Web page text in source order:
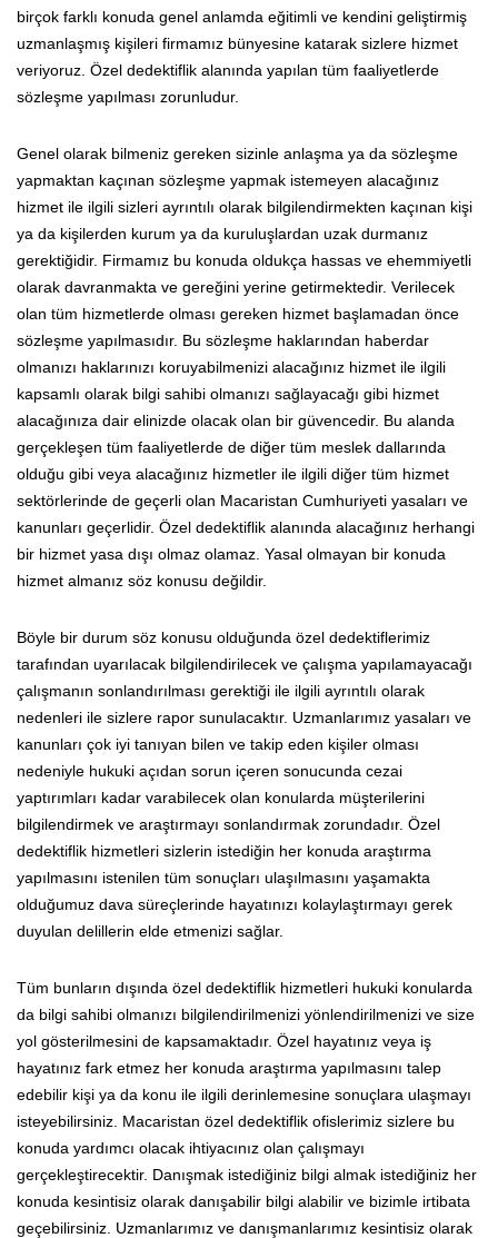
birçok farklı konuda genel anlamda eğitimli ve kendini geliştirmiş
uzmanlaşmış kişileri firmamız bünyesine katarak sizlere hizmet
veriyoruz. Özel dedektiflik alanında yapılan tüm faaliyetlerde
sözleşme yapılması zorunludur.
Genel olarak bilmeniz gereken sizinle anlaşma ya da sözleşme
yapmaktan kaçınan sözleşme yapmak istemeyen alacağınız
hizmet ile ilgili sizleri ayrıntılı olarak bilgilendirmekten kaçınan kişi
ya da kişilerden kurum ya da kuruluşlardan uzak durmanız
gerektiğidir. Firmamız bu konuda oldukça hassas ve ehemmiyetli
olarak davranmakta ve gereğini yerine getirmektedir. Verilecek
olan tüm hizmetlerde olması gereken hizmet başlamadan önce
sözleşme yapılmasıdır. Bu sözleşme haklarından haberdar
olmanızı haklarınızı koruyabilmenizi alacağınız hizmet ile ilgili
kapsamlı olarak bilgi sahibi olmanızı sağlayacağı gibi hizmet
alacağınıza dair elinizde olacak olan bir güvencedir. Bu alanda
gerçekleşen tüm faaliyetlerde de diğer tüm meslek dallarında
olduğu gibi veya alacağınız hizmetler ile ilgili diğer tüm hizmet
sektörlerinde de geçerli olan Macaristan Cumhuriyeti yasaları ve
kanunları geçerlidir. Özel dedektiflik alanında alacağınız herhangi
bir hizmet yasa dışı olmaz olamaz. Yasal olmayan bir konuda
hizmet almanız söz konusu değildir.
Böyle bir durum söz konusu olduğunda özel dedektiflerimiz
tarafından uyarılacak bilgilendirilecek ve çalışma yapılamayacağı
çalışmanın sonlandırılması gerektiği ile ilgili ayrıntılı olarak
nedenleri ile sizlere rapor sunulacaktır. Uzmanlarımız yasaları ve
kanunları çok iyi tanıyan bilen ve takip eden kişiler olması
nedeniyle hukuki açıdan sorun içeren sonucunda cezai
yaptırımları kadar varabilecek olan konularda müşterilerini
bilgilendirmek ve araştırmayı sonlandırmak zorundadır. Özel
dedektiflik hizmetleri sizlerin istediğin her konuda araştırma
yapılmasını istenilen tüm sonuçları ulaşılmasını yaşamakta
olduğumuz dava süreçlerinde hayatınızı kolaylaştırmayı gerek
duyulan delillerin elde etmenizi sağlar.
Tüm bunların dışında özel dedektiflik hizmetleri hukuki konularda
da bilgi sahibi olmanızı bilgilendirilmenizi yönlendirilmenizi ve size
yol gösterilmesini de kapsamaktadır. Özel hayatınız veya iş
hayatınız fark etmez her konuda araştırma yapılmasını talep
edebilir kişi ya da konu ile ilgili derinlemesine sonuçlara ulaşmayı
isteyebilirsiniz. Macaristan özel dedektiflik ofislerimiz sizlere bu
konuda yardımcı olacak ihtiyacınız olan çalışmayı
gerçekleştirecektir. Danışmak istediğiniz bilgi almak istediğiniz her
konuda kesintisiz olarak danışabilir bilgi alabilir ve bizimle irtibata
geçebilirsiniz. Uzmanlarımız ve danışmanlarımız kesintisiz olarak